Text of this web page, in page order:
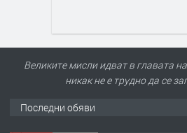
Великите мисли идват в главата
никак не е трудно да се
Последни обяви